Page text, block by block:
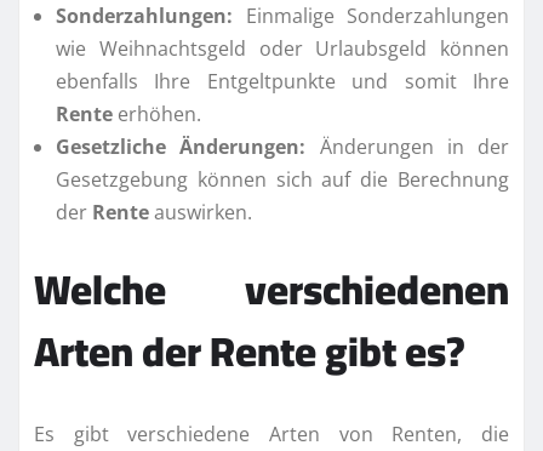
Sonderzahlungen: Einmalige Sonderzahlungen
wie Weihnachtsgeld oder Urlaubsgeld können
ebenfalls Ihre Entgeltpunkte und somit Ihre
Rente erhöhen.
Gesetzliche Änderungen: Änderungen in der
Gesetzgebung können sich auf die Berechnung
der Renteauswirken.
Welche verschiedenen
Arten derRentegibt es?
Es gibt verschiedene Arten von Renten, die